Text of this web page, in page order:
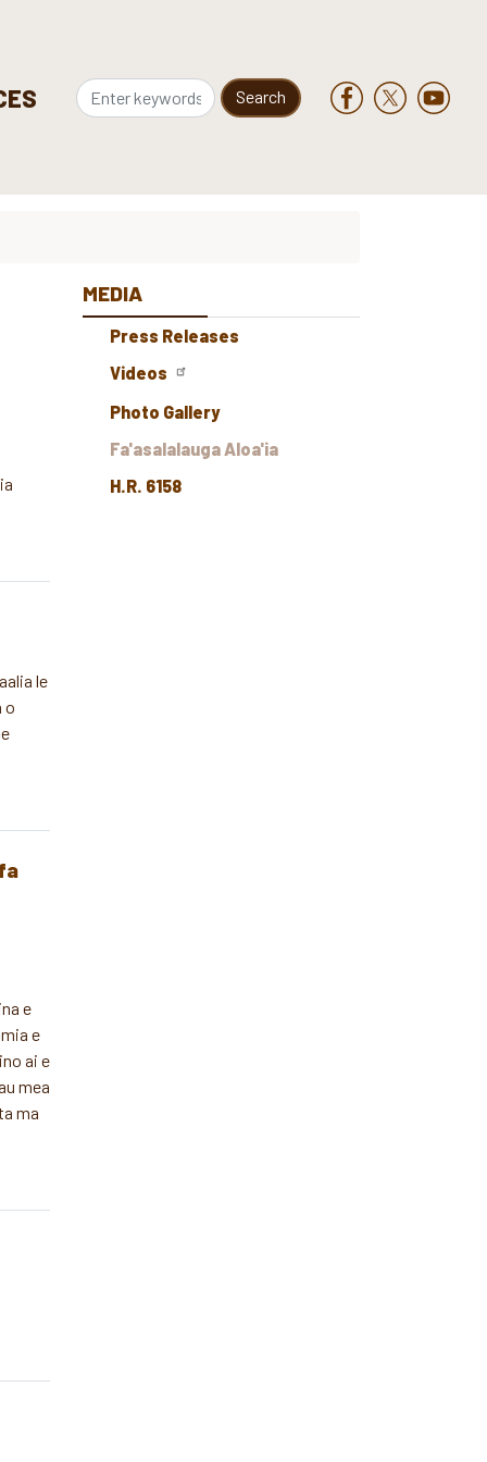
le
o
e
e
ai e
mea
ma
MEDIA
Press Releases
Videos
Photo Gallery
Fa'asalalauga Aloa'ia
H.R. 6158